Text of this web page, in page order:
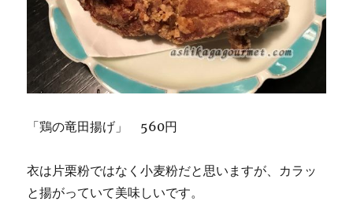
「鶏の竜田揚げ」 560円
衣は片栗粉ではなく小麦粉だと思いますが、カラッ
と揚がっていて美味しいです。